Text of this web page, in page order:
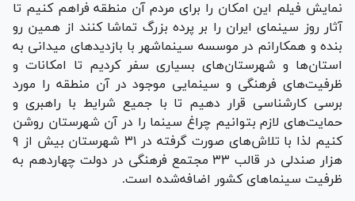
نمایش فیلم این امکان را برای مردم آن منطقه فراهم کنیم تا
آثار روز سینمای ایران را بر پرده بزرگ تماشا کنند از همین رو
بنده و همکارانم در موسسه سینماشهر با بازدید‌های میدانی به
استان‌ها و شهرستان‌های بسیاری سفر کردیم تا امکانات و
ظرفیت‌های فرهنگی و سینمایی موجود در آن منطقه را مورد
برسی کارشناسی قرار دهیم تا با جمیع شرایط با راهبری و
حمایت‌های لازم بتوانیم چراغ سینما را در آن شهرستان روشن
کنیم لذا با تلاش‌های صورت گرفته در ۳۱ شهرستان بیش از ۹
هزار صندلی در قالب ۳۳ مجتمع فرهنگی در دولت چهاردهم به
ظرفیت سینما‌های کشور اضافه‌شده است.